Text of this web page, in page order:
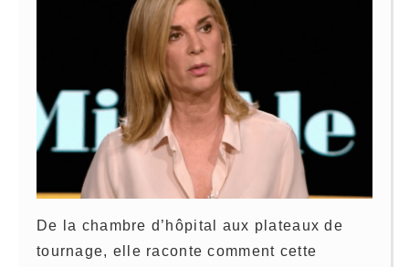
De la chambre d’hôpital aux plateaux de
tournage, elle raconte comment cette